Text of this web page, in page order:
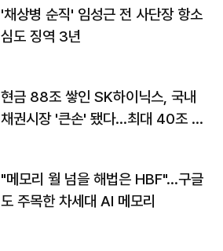
'채상병 순직' 임성근 전 사단장 항소
심도 징역 3년
현금 88조 쌓인 SK하이닉스, 국내
채권시장 '큰손' 됐다…최대 40조 투
"메모리 월 넘을 해법은 HBF"…구글
도 주목한 차세대 AI 메모리